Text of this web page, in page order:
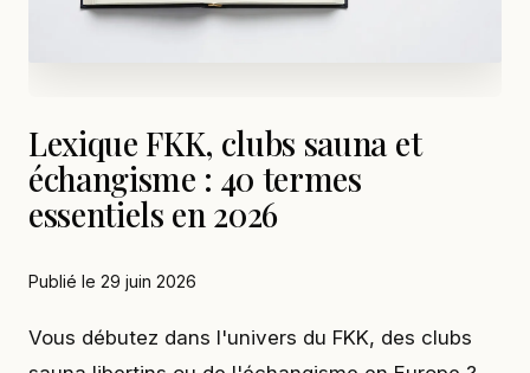
Lexique FKK, clubs sauna et
échangisme : 40 termes
essentiels en 2026
Publié le 29 juin 2026
Vous débutez dans l'univers du FKK, des clubs